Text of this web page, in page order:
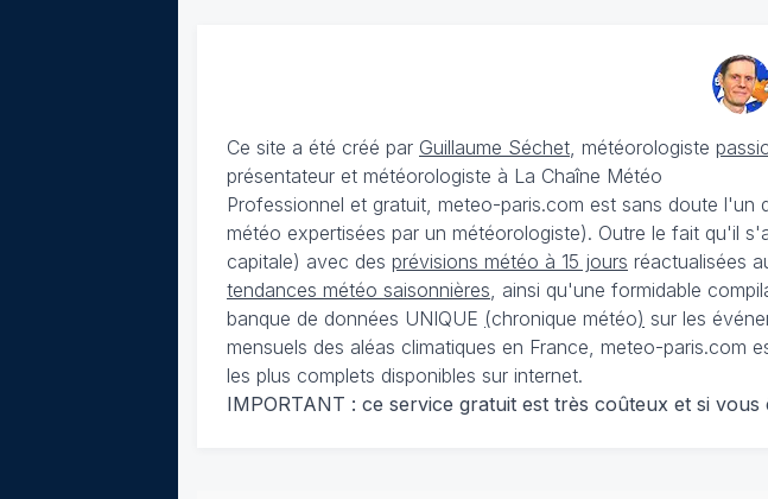
Ce site a été créé par Guillaume Séchet , météorologiste
présentateur et météorologiste à La Chaîne Météo
Professionnel et gratuit, meteo-paris.com est sans doute
météo expertisées par un météorologiste). Outre le fait qu'il
capitale) avec des prévisions météo à 15 jours réactualisées
tendances météo saisonnières , ainsi qu'une formidable
banque de données UNIQUE (chronique météo) sur les
mensuels des aléas climatiques en France, meteo-paris.com
les plus complets disponibles sur internet.
IMPORTANT : ce service gratuit est très coûteux et si